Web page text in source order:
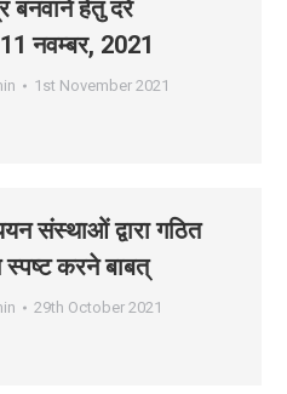
बनवाने हेतु दरें
नवम्‍बर, 2021
1st November 2021
संस्‍थाओं द्वारा गठित
करने बाबत्
29th October 2021